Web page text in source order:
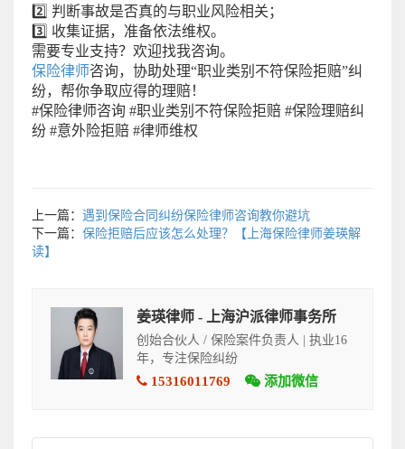
2️⃣ 判断事故是否真的与职业风险相关；
3️⃣ 收集证据，准备依法维权。
需要专业支持？欢迎找我咨询。
保险律师咨询，协助处理“职业类别不符保险拒赔”纠
纷，帮你争取应得的理赔！
#保险律师咨询 #职业类别不符保险拒赔 #保险理赔纠
纷 #意外险拒赔 #律师维权
上一篇： 遇到保险合同纠纷保险律师咨询教你避坑
下一篇： 保险拒赔后应该怎么处理？【上海保险律师姜瑛解
读】
姜瑛律师 - 上海沪派律师事务所
创始合伙人 / 保险案件负责人 | 执业16
年，专注保险纠纷
15316011769 添加微信